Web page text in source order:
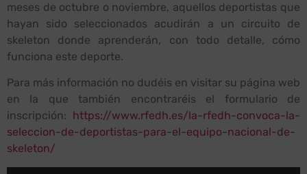
meses de octubre o noviembre, aquellos deportistas que
hayan sido seleccionados acudirán a un circuito de
skeleton donde aprenderán, con todo detalle, cómo
funciona este deporte.
Para más información no dudéis en visitar su página web
en la que también encontraréis el formulario de
inscripción: https://www.rfedh.es/la-rfedh-convoca-la-
seleccion-de-deportistas-para-el-equipo-nacional-de-
skeleton/